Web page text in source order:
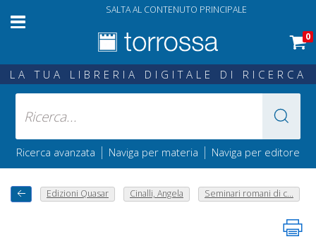
SALTA AL CONTENUTO PRINCIPALE
0
LA TUA LIBRERIA DIGITALE DI RICERCA
Ricerca avanzata | Naviga per materia | Naviga per editore
Edizioni Quasar Cinalli, Angela Seminari romani di c...